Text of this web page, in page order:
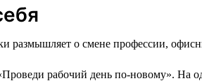
размышляет о смене профессии,
рабочий день по-новому».